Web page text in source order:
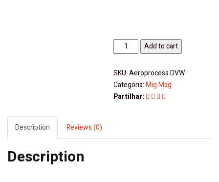
Aeroprocess
DV
W
Solter
quantity
Add to cart
SKU:Aeroprocess DVW
Categoria: Mig Mag
Partilhar:
Description Reviews (0)
Description